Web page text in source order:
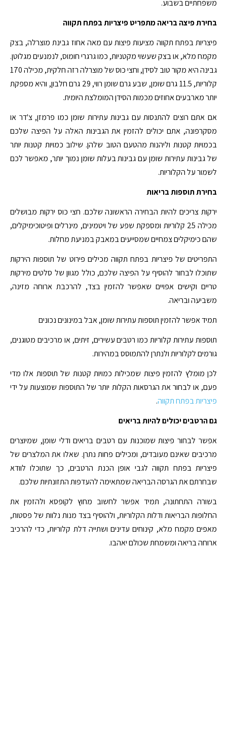
משפחתיים בשבוע.
בחירת פיצה בריאה מתפריט פיצריות בפתח תקווה
פיצריות בפתח תקווה מציעות פיצות עם מאה אחוז גבינת מוצרלה, בצק
מקמח מלא, או בצק שעשוי מקטניות, כמו גרגרי חומוס, לנמנעים מגלוטן.
גבינה היא מקור טוב לסידן, וחצי כוס של מוצרלה רזה חלקית, מכילה 170
קלוריות, 11.5 גרם שומן, שבע גרם שומן רווי, 29 גרם חלבון, והיא מספקת
יותר מארבעים אחוזים מכמות הסידן המומלצת היומית.
אם אתם רוצים להתנסות עם גבינות עתירות שומן כמו פרמזן, צ'דר או
מסקרפונה, אתם יכולים להזמין את הגבינות האלה על הפיצה שלכם
בכמויות קטנות וליהנות מהטעם הטוב שלהן. שילוב כמויות קטנות יותר
של גבינות עתירות שומן עם גבינות בעלות שומן נמוך יותר, מאפשר לכם
לשמור על הקלוריות.
בחירת תוספות בריאות
ירקות צריכים להיות הבחירה הראשונה שלכם. חצי כוס ירקות מבושלים
מכילה 25 קלוריות ומספקת שפע של ויטמינים, מינרלים ופיטוכימיקלים,
שהם כימיקלים צמחיים שמסייעים במאבק במניעת מחלות.
התפריטים של פיצריות בפתח תקווה מכילים פירוט של תוספות הירקות
שתוכלו לבחור להוסיף על הפיצה שלכם, כולל מגוון של סלטים מירקות
טריים וקישים אפויים שאפשר להזמין בצד, להרכבת ארוחה מזינה,
משביעה ובריאה.
תמיד אפשר להזמין תוספות עתירות שומן, אבל במינונים נכונים
תוספות עתירות קלוריות כמו רטבים עשירים, זיתים, או מרכיבים מטוגנים,
גורמים לקלוריות ולנתרן להתמוסס במהירות.
לכן מומלץ להזמין פיצות שמכילות כמויות קטנות של תוספות אלו מדי
פעם, או לבחור את הגרסאות הקלות יותר של התוספות שמוצעות על ידי
פיצריות בפתח תקווה.
גם הרטבים יכולים להיות בריאים
אפשר לבחור פיצות שמוכנות עם רטבים בריאים ודלי שומן, שמיוצרים
מרכיבים שאינם מעובדים, ומכילים פחות נתרן. שאלו את המלצרים של
פיצריות בפתח תקווה לגבי אופן הכנת הרטבים, כך שתוכלו לוודא
שבחרתם את הגרסה הבריאה שמתאימה להעדפות התזונתיות שלכם.
בשורה התחתונה, תמיד אפשר לחשוב מחוץ לקופסא ולהזמין את
החלופות הבריאות ודלות הקלוריות, ולהוסיף בצד מנות נלוות של פסטות,
מאפים מקמח מלא, קינוחים עדינים ושתייה דלת קלוריות, כדי להרכיב
ארוחה בריאה ומשמחת שכולם יאהבו.